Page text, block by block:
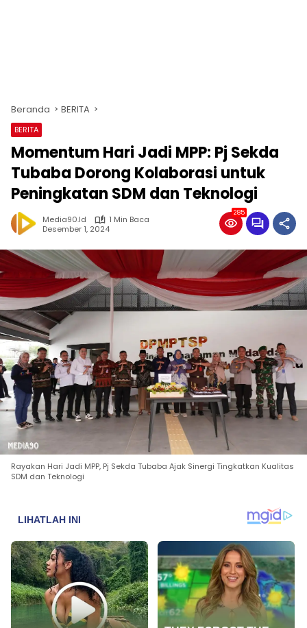
Beranda BERITA
BERITA
Momentum Hari Jadi MPP: Pj Sekda
Tubaba Dorong Kolaborasi untuk
Peningkatan SDM dan Teknologi
Media90.id
1 Min Baca
Desember 1, 2024
285
Rayakan Hari Jadi MPP, Pj Sekda Tubaba Ajak Sinergi Tingkatkan Kualitas
SDM dan Teknologi